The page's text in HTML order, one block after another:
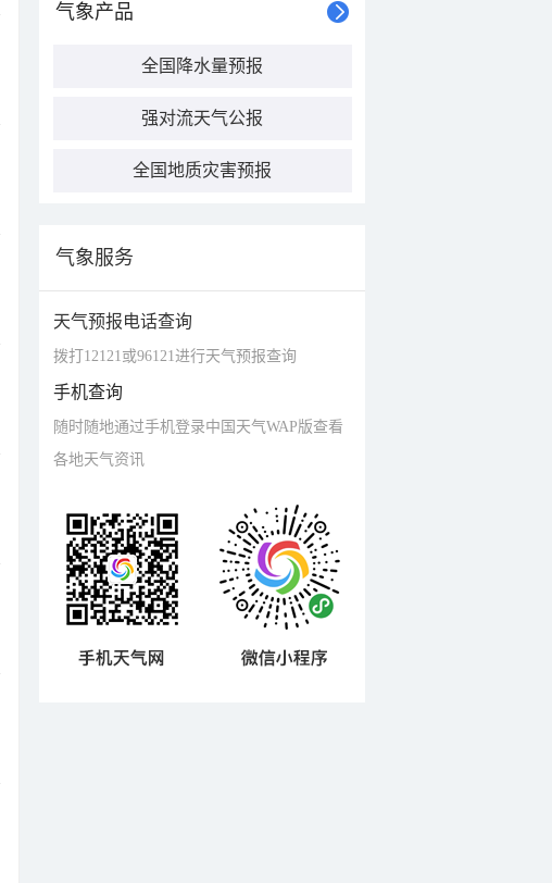
气象产品
全国降水量预报
强对流天气公报
全国地质灾害预报
气象服务
天气预报电话查询
拨打12121或96121进行天气预报查询
手机查询
随时随地通过手机登录中国天气WAP版查看
各地天气资讯